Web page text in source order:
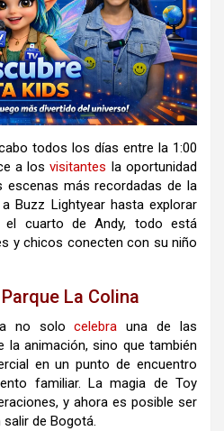
todos los días entre la 1:00
a losvisitantes la oportunidad
escenas más recordadas de la
Buzz Lightyear hasta explorar
el cuarto de Andy, todo está
y chicos conecten con su niño
La Colina
no solocelebra una de las
la animación, sino que también
en un punto de encuentro
familiar. La magia de Toy
y ahora es posible ser
de Bogotá.